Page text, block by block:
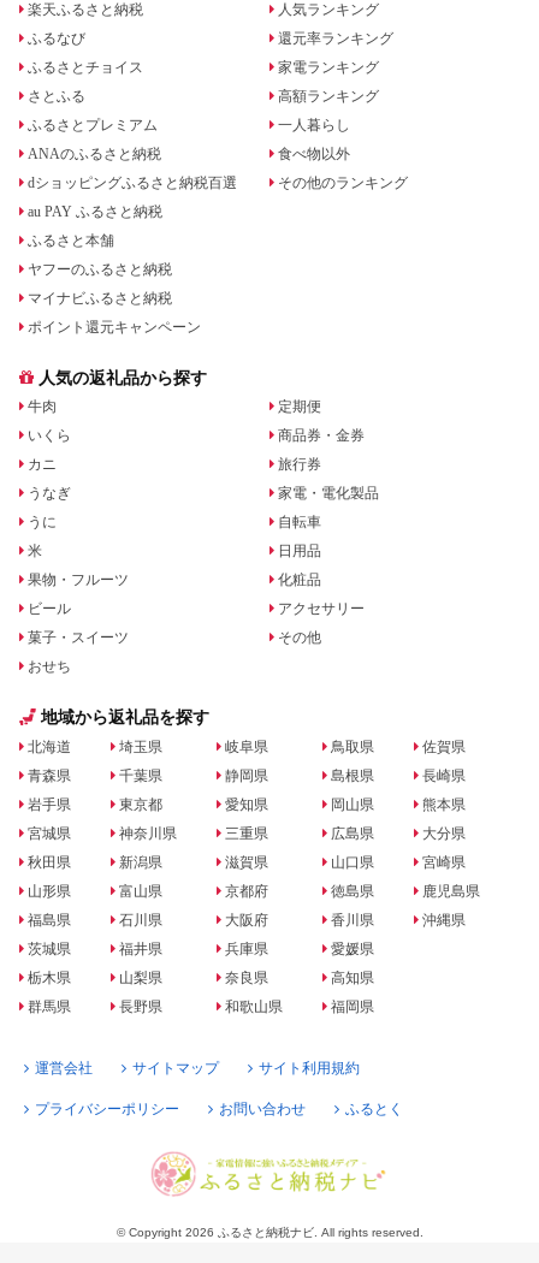
楽天ふるさと納税
ふるなび
ふるさとチョイス
さとふる
ふるさとプレミアム
ANAのふるさと納税
dショッピングふるさと納税百選
au PAY ふるさと納税
ふるさと本舗
ヤフーのふるさと納税
マイナビふるさと納税
ポイント還元キャンペーン
人気ランキング
還元率ランキング
家電ランキング
高額ランキング
一人暮らし
食べ物以外
その他のランキング
人気の返礼品から探す
牛肉
いくら
カニ
うなぎ
うに
米
果物・フルーツ
ビール
菓子・スイーツ
おせち
定期便
商品券・金券
旅行券
家電・電化製品
自転車
日用品
化粧品
アクセサリー
その他
地域から返礼品を探す
北海道
青森県
岩手県
宮城県
秋田県
山形県
福島県
茨城県
栃木県
群馬県
埼玉県
千葉県
東京都
神奈川県
新潟県
富山県
石川県
福井県
山梨県
長野県
岐阜県
静岡県
愛知県
三重県
滋賀県
京都府
大阪府
兵庫県
奈良県
和歌山県
鳥取県
島根県
岡山県
広島県
山口県
徳島県
香川県
愛媛県
高知県
福岡県
佐賀県
長崎県
熊本県
大分県
宮崎県
鹿児島県
沖縄県
運営会社 サイトマップ サイト利用規約
プライバシーポリシー お問い合わせ ふるとく
© Copyright 2026 ふるさと納税ナビ. All rights reserved.